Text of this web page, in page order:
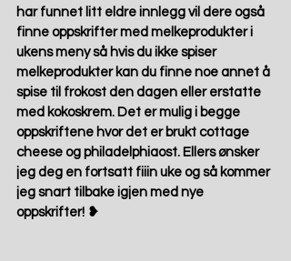
har funnet litt eldre innlegg vil dere også
finne oppskrifter med melkeprodukter i
ukens meny så hvis du ikke spiser
melkeprodukter kan du finne noe annet å
spise til frokost den dagen eller erstatte
med kokoskrem. Det er mulig i begge
oppskriftene hvor det er brukt cottage
cheese og philadelphiaost. Ellers ønsker
jeg deg en fortsatt fiiin uke og så kommer
jeg snart tilbake igjen med nye
oppskrifter! ❥